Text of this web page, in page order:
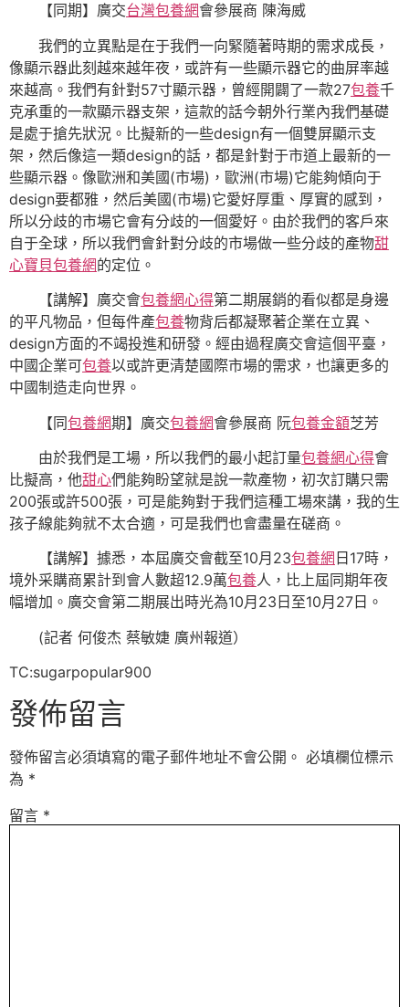
【同期】廣交台灣包養網會參展商 陳海威
我們的立異點是在于我們一向緊隨著時期的需求成長，
像顯示器此刻越來越年夜，或許有一些顯示器它的曲屏率越
來越高。我們有針對57寸顯示器，曾經開闢了一款27包養千
克承重的一款顯示器支架，這款的話今朝外行業內我們基礎
是處于搶先狀況。比擬新的一些design有一個雙屏顯示支
架，然后像這一類design的話，都是針對于市道上最新的一
些顯示器。像歐洲和美國(市場)，歐洲(市場)它能夠傾向于
design要都雅，然后美國(市場)它愛好厚重、厚實的感到，
所以分歧的市場它會有分歧的一個愛好。由於我們的客戶來
自于全球，所以我們會針對分歧的市場做一些分歧的產物甜
心寶貝包養網的定位。
【講解】廣交會包養網心得第二期展銷的看似都是身邊
的平凡物品，但每件產包養物背后都凝聚著企業在立異、
design方面的不竭投進和研發。經由過程廣交會這個平臺，
中國企業可包養以或許更清楚國際市場的需求，也讓更多的
中國制造走向世界。
【同包養網期】廣交包養網會參展商 阮包養金額芝芳
由於我們是工場，所以我們的最小起訂量包養網心得會
比擬高，他甜心們能夠盼望就是說一款產物，初次訂購只需
200張或許500張，可是能夠對于我們這種工場來講，我的生
孩子線能夠就不太合適，可是我們也會盡量在磋商。
【講解】據悉，本屆廣交會截至10月23包養網 日17時，
境外采購商累計到會人數超12.9萬包養人，比上屆同期年夜
幅增加。廣交會第二期展出時光為10月23日至10月27日。
(記者 何俊杰 蔡敏婕 廣州報道）
TC:sugarpopular900
發佈留言
發佈留言必須填寫的電子郵件地址不會公開。 必填欄位標示
為 *
留言 *